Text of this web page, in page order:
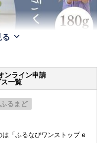
る
ンライン申請
一覧
ふるまど
「ふるなびワンストップ e